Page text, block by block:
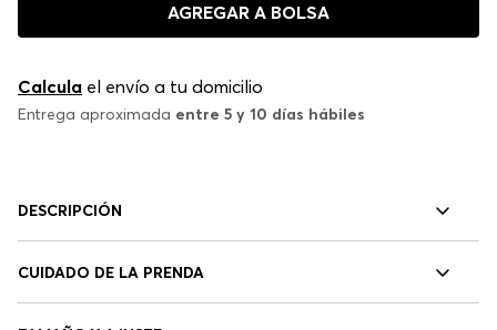
AGREGAR A BOLSA
Calcula el envío a tu domicilio
Entrega aproximada entre 5 y 10 días hábiles
DESCRIPCIÓN
CUIDADO DE LA PRENDA